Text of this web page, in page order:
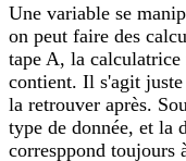
Une variable se
on peut faire des
tape A, la
contient. Il s'agit
la retrouver après.
type de donnée, et la
corresppond toujours